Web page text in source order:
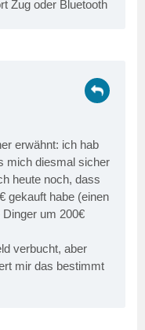
Zug oder Bluetooth
erwähnt: ich hab
mich diesmal sicher
heute noch, dass
gekauft habe (einen
um 200€
verbucht, aber
mir das bestimmt